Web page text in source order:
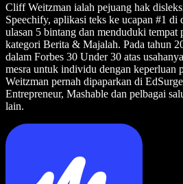
Cliff Weitzman ialah pejuang hak
Speechify, aplikasi teks ke ucapan #1
ulasan 5 bintang dan menduduki tempat
kategori Berita & Majalah. Pada tahun
dalam Forbes 30 Under 30 atas
mesra untuk individu dengan keperluan
Weitzman pernah dipaparkan di
Entrepreneur, Mashable dan pelbagai
lain.